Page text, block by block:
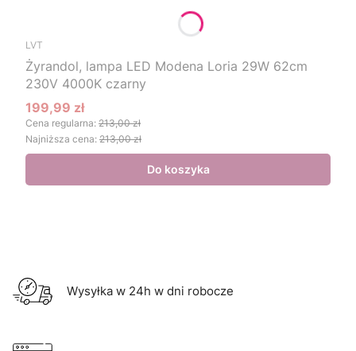
LVT
Żyrandol, lampa LED Modena Loria 29W 62cm
230V 4000K czarny
Cena promocyjna
199,99 zł
Cena regularna: 213,00 zł
Najniższa cena: 213,00 zł
Do koszyka
Wysyłka w 24h w dni robocze